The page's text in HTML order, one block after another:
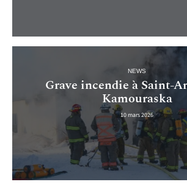
NEWS
Grave incendie à Saint-
Kamouraska
10 mars 2026